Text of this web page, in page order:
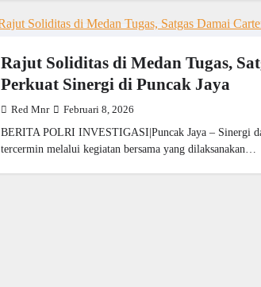
Rajut Soliditas di Medan Tugas,
Perkuat Sinergi di Puncak Jaya
Red Mnr Februari 8, 2026
BERITA POLRI INVESTIGASI|Puncak Jaya – Sinergi
tercermin melalui kegiatan bersama yang dilaksanakan…